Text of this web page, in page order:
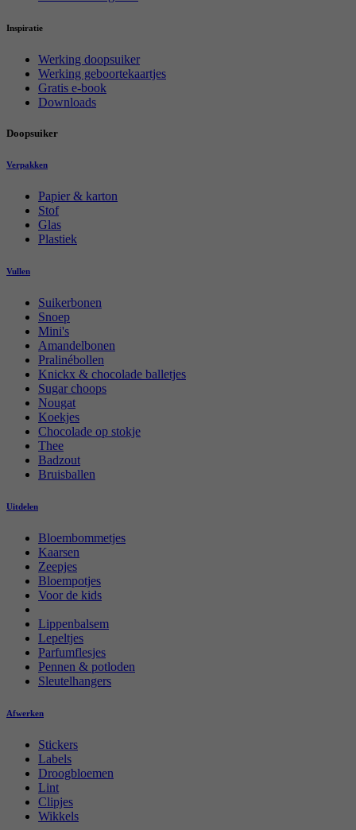
Inspiratie
Werking doopsuiker
Werking geboortekaartjes
Gratis e-book
Downloads
Doopsuiker
Verpakken
Papier & karton
Stof
Glas
Plastiek
Vullen
Suikerbonen
Snoep
Mini's
Amandelbonen
Pralinébollen
Knickx & chocolade balletjes
Sugar choops
Nougat
Koekjes
Chocolade op stokje
Thee
Badzout
Bruisballen
Uitdelen
Bloembommetjes
Kaarsen
Zeepjes
Bloempotjes
Voor de kids
Lippenbalsem
Lepeltjes
Parfumflesjes
Pennen & potloden
Sleutelhangers
Afwerken
Stickers
Labels
Droogbloemen
Lint
Clipjes
Wikkels